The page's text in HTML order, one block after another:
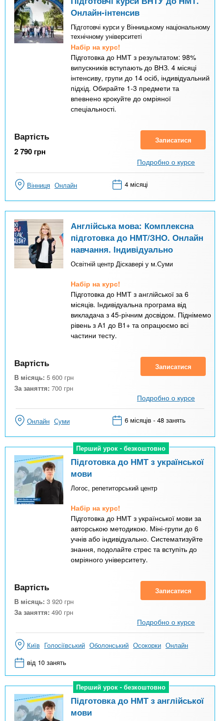
Онлайн-інтенсив
Підготовчі курси у Вінницькому національному
технічному університеті
Набір на курс!
Підготовка до НМТ з результатом: 98%
випускників вступають до ВНЗ. 4 місяці
інтенсиву, групи до 14 осіб, індивідуальний
підхід. Обирайте 1-3 предмети та
впевнено крокуйте до омріяної
спеціальності.
Вартість
2 790 грн
Записатися
Подробно о курсе
Вінниця Онлайн 4 місяці
Англійська мова: Комплексна
підготовка до НМТ/ЗНО. Онлайн
навчання. Індивідуально
Освітній центр Діскавері у м.Суми
Набір на курс!
Підготовка до НМТ з англійської за 6
місяців. Індивідуальна програма від
викладача з 45-річним досвідом. Піднімемо
рівень з А1 до В1+ та опрацюємо всі
частини тесту.
Вартість
В місяць: 5 600 грн
За заняття: 700 грн
Записатися
Подробно о курсе
Онлайн Суми 6 місяців - 48 занять
Перший урок - безкоштовно
Перший урок - безкоштовно
Підготовка до НМТ з української
мови
Логос, репетиторський центр
Набір на курс!
Підготовка до НМТ з української мови за
авторською методикою. Міні-групи до 6
учнів або індивідуально. Систематизуйте
знання, подолайте стрес та вступіть до
омріяного університету.
Вартість
В місяць: 3 920 грн
За заняття: 490 грн
Записатися
Подробно о курсе
Київ Голосіївський Оболонський Осокорки Онлайн
від 10 занять
Перший урок - безкоштовно
Перший урок - безкоштовно
Підготовка до НМТ з англійської
мови